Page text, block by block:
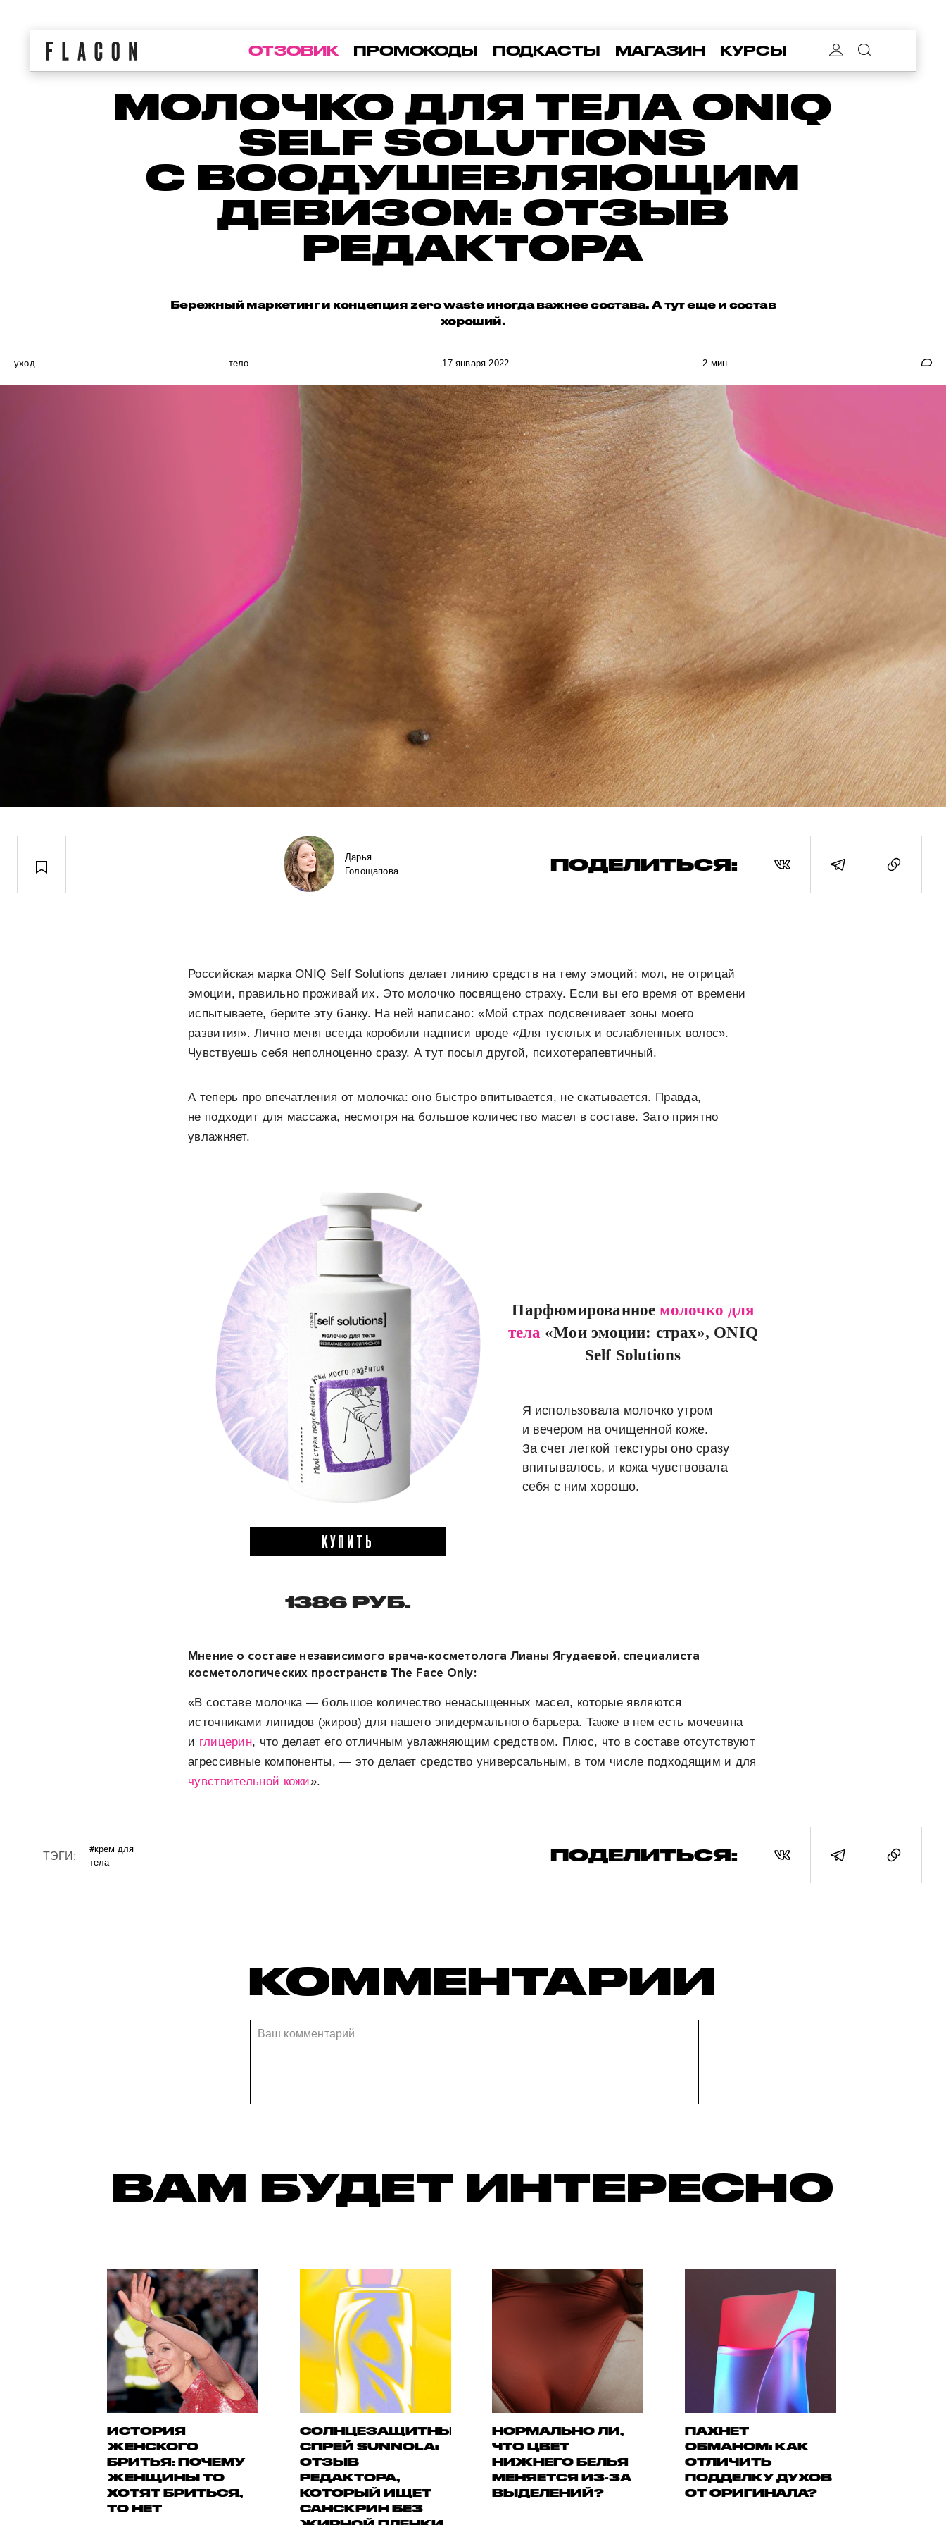
ОТЗОВИК ПРОМОКОДЫ ПОДКАСТЫ МАГАЗИН КУРСЫ
МОЛОЧКО ДЛЯ ТЕЛА ONIQ
SELF SOLUTIONS
С ВООДУШЕВЛЯЮЩИМ
ДЕВИЗОМ: ОТЗЫВ
РЕДАКТОРА
Бережный маркетинг и концепция zero waste иногда важнее состава. А тут еще и состав
хороший.
уход тело 17 января 2022 2 мин
Дарья
Голощапова
ПОДЕЛИТЬСЯ:
Российская марка ONIQ Self Solutions делает линию средств на тему эмоций: мол, не отрицай
эмоции, правильно проживай их. Это молочко посвящено страху. Если вы его время от времени
испытываете, берите эту банку. На ней написано: «Мой страх подсвечивает зоны моего
развития». Лично меня всегда коробили надписи вроде «Для тусклых и ослабленных волос».
Чувствуешь себя неполноценно сразу. А тут посыл другой, психотерапевтичный.
А теперь про впечатления от молочка: оно быстро впитывается, не скатывается. Правда,
не подходит для массажа, несмотря на большое количество масел в составе. Зато приятно
увлажняет.
КУПИТЬ
1386 РУБ.
Парфюмированноемолочко для
тела «Мои эмоции: страх», ONIQ
Self Solutions
Я использовала молочко утром
и вечером на очищенной коже.
За счет легкой текстуры оно сразу
впитывалось, и кожа чувствовала
себя с ним хорошo.
Мнение о составе независимого врача-косметолога Лианы Ягудаевой, специалиста
косметологических пространств The Face Only:
«В составе молочка — большое количество ненасыщенных масел, которые являются
источниками липидов (жиров) для нашего эпидермального барьера. Также в нем есть мочевина
и глицерин, что делает его отличным увлажняющим средством. Плюс, что в составе отсутствуют
агрессивные компоненты, — это делает средство универсальным, в том числе подходящим и для
чувствительной кожи».
ТЭГИ:
#крем для
тела
ПОДЕЛИТЬСЯ:
КОММЕНТАРИИ
ВАМ БУДЕТ ИНТЕРЕСНО
ИСТОРИЯ
ЖЕНСКОГО
БРИТЬЯ: ПОЧЕМУ
ЖЕНЩИНЫ ТО
ХОТЯТ БРИТЬСЯ,
ТО НЕТ
СОЛНЦЕЗАЩИТНЫЙ
СПРЕЙ SUNNOLA:
ОТЗЫВ
РЕДАКТОРА,
КОТОРЫЙ ИЩЕТ
САНСКРИН БЕЗ
НОРМАЛЬНО ЛИ,
ЧТО ЦВЕТ
НИЖНЕГО БЕЛЬЯ
МЕНЯЕТСЯ ИЗ-ЗА
ВЫДЕЛЕНИЙ?
ПАХНЕТ
ОБМАНОМ: КАК
ОТЛИЧИТЬ
ПОДДЕЛКУ ДУХОВ
ОТ ОРИГИНАЛА?